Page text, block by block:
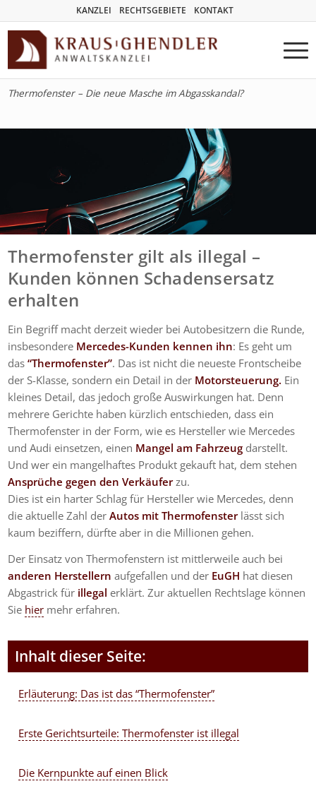
KANZLEI RECHTSGEBIETE KONTAKT
Thermofenster – Die neue Masche im Abgasskandal?
Thermofenster gilt als illegal –
Kunden können Schadensersatz
erhalten
Ein Begriff macht derzeit wieder bei Autobesitzern die Runde,
insbesondere Mercedes-Kunden kennen ihn: Es geht um
das“Thermofenster”. Das ist nicht die neueste Frontscheibe
der S-Klasse, sondern ein Detail in der Motorsteuerung. Ein
kleines Detail, das jedoch große Auswirkungen hat. Denn
mehrere Gerichte haben kürzlich entschieden, dass ein
Thermofenster in der Form, wie es Hersteller wie Mercedes
und Audi einsetzen, einen Mangel am Fahrzeug darstellt.
Und wer ein mangelhaftes Produkt gekauft hat, dem stehen
Ansprüche gegen den Verkäuferzu.
Dies ist ein harter Schlag für Hersteller wie Mercedes, denn
die aktuelle Zahl derAutos mit Thermofensterlässt sich
kaum beziffern, dürfte aber in die Millionen gehen.
Der Einsatz von Thermofenstern ist mittlerweile auch bei
anderen Herstellern aufgefallen und der EuGH hat diesen
Abgastrick für illegal erklärt. Zur aktuellen Rechtslage können
Sie hier mehr erfahren.
Inhalt dieser Seite:
Erläuterung: Das ist das “Thermofenster”
Erste Gerichtsurteile: Thermofenster ist illegal
Die Kernpunkte auf einen Blick